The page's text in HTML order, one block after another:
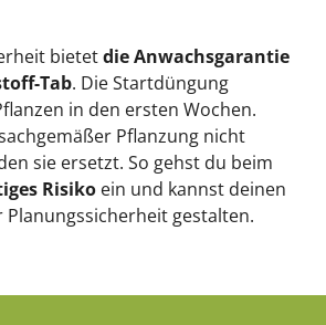
bietetdie Anwachsgarantie
Tab. Die Startdüngung
in den ersten Wochen.
Pflanzung nicht
sie ersetzt. So gehst du beim
Risiko ein und kannst deinen
gestalten.